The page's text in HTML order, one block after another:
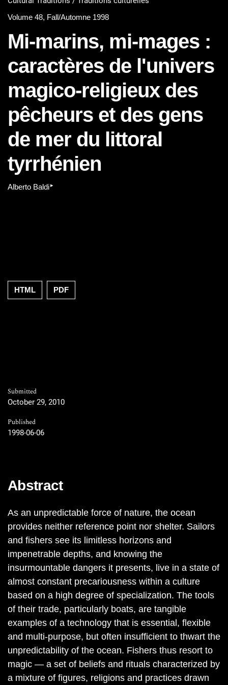
Volume 48, Fall/Automne 1998
Mi-marins, mi-mages :
caractères de l'univers
magico-religieux des
pêcheurs et des gens
de mer du littoral
tyrrhénien
Alberto Baldi▸
HTML PDF
Submitted
October 29, 2010
Published
1998-06-06
Abstract
As an unpredictable force of nature, the ocean
provides neither reference point nor shelter. Sailors
and fishers see its limitless horizons and
impenetrable depths, and knowing the
insurmountable dangers it presents, live in a state of
almost constant precariousness within a culture
based on a high degree of specialization. The tools
of their trade, particularly boats, are tangible
examples of a technology that is essential, flexible
and multi-purpose, but often insufficient to thwart the
unpredictability of the ocean. Fishers thus resort to
magic — a set of beliefs and rituals characterized by
a mixture of figures, religions and practices drawn